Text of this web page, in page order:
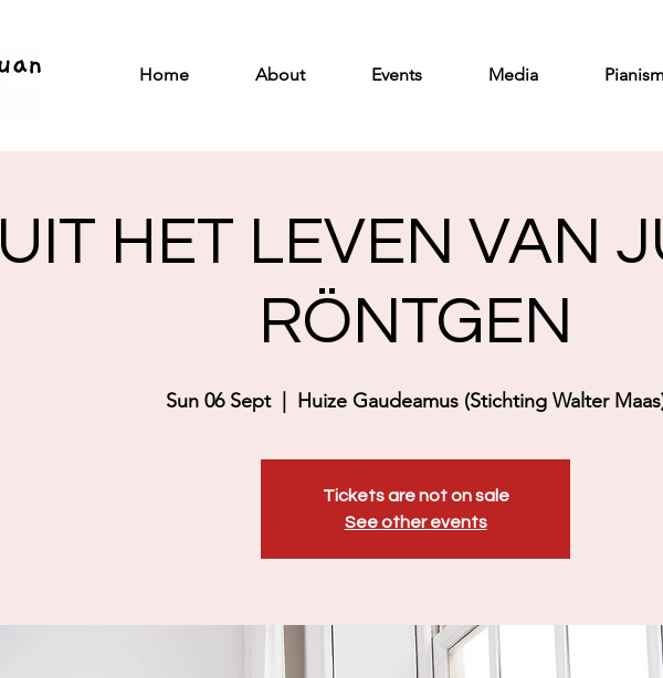
Home About Events Media
UIT HET LEVEN VAN
RÖNTGEN
Sun 06 Sept
  |
Huize Gaudeamus (Stichting Walter
Tickets are not on sale
See other events